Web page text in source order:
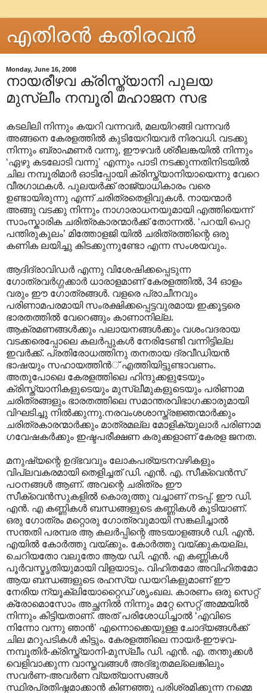
എതിരന്‍ കതിരവന്‍
Monday, June 16, 2008
നായരീഴവ ക്രിസ്ത്യാനി പുലയ
മുസ്ലീം നമ്പൂരി മഹാജന സഭ
കടലിലി നിന്നും കയറി വന്നവര്‍, മലയിറങ്ങി വന്നവര്‍
അങ്ങനെ കേരളത്തില്‍ കുടിയേറിയവര്‍ നിരവധി. വടക്കു
നിന്നും ബ്രാഹ്മണര്‍ വന്നു, ഈഴവര്‍ ശ്രീലങ്കയില്‍ നിന്നും
‘ഏഴു കടലോടി വന്നു’ എന്നും പാടി നടക്കുന്നതിനിടയില്‍
ചില നമ്പൂരിമാര്‍ ഓടിപ്പോയി ക്രിസ്ത്യാനിയായെന്നു വേറെ
വീരഗാഥകള്‍. പുലയര്‍ക്ക് രാജ്യാധികാരം വരെ
ഉണ്ടായിരുന്നു എന്ന് ചരിത്രതെളിവുകള്‍. നായന്മാര്‍
അങ്ങു വടക്കു നിന്നും നാഗാരാധനയുമായി എത്തിയെന്ന്
സാംസ്കാരിക ചരിത്രകാരന്മാര്‍ക്ക് തോന്നല്‍. ‘പറയി പെറ്റ
പന്തിരുകുലം’ മിത്തോളജി യില്‍ ചരിത്രത്തിന്റെ ഒരു
കണിക ലയിച്ചു കിടക്കുന്നുണ്ടോ എന്ന സംശയവും.
ആദിദ്രാവിഡര്‍ എന്നു വിശേഷിക്കപ്പെടുന്ന
ഗോത്രവര്‍ഗ്ഗക്കാര്‍ ധാരാളമാണ് കേരളത്തില്‍, 34 ഓളം
വരും ഈ ഗോത്രങ്ങള്‍. വളരെ പ്രാചീനവും
പരിണാമപരമായി സംരക്ഷിക്കപ്പെട്ടവുരമായ ഇക്കൂട്ടരെ
ഭാരതത്തില്‍ വേറെങ്ങും കാണാനില്ല.
ആക്രമണങ്ങള്‍ക്കും പലായനങ്ങള്‍ക്കും വശംവദരായ
വടക്കരെപ്പോലെ കലര്‍പ്പുകള്‍ നേരിടേണ്ടി വന്നിട്ടില്ല
ഇവര്‍ക്ക്. പ്രതിരോധത്തിനു തനതായ ദ്രവീഡിയന്‍
ഭാഷയും സഹായത്തിന്‍് എത്തിയിട്ടുണ്ടാവണം.
അതുപോലെ കേരളത്തിലെ ഹിന്ദുക്കളുടേയും
ക്രിസ്ത്യാനികളുടെയും മുസ്ലീമുകളുടെയും പരിണാമ
ചരിത്രങ്ങളും ഭാരതത്തിലെ സമാന്തരവിഭാഗക്കാരുമായി
വിഘടിച്ചു നില്‍ക്കുന്നു.നരവംശശാസ്ത്രജ്ഞന്മാര്‍ക്കും
ചരിത്രകാരന്മാര്‍ക്കും മാത്രമല്ല മോളിക്യുലാര്‍‍ പരിണാമ
ഗവേഷകര്‍ക്കും ഇഷ്ടപരീക്ഷണ കരുക്കളാണ് കേരള ജനത.
മനുഷ്യന്റെ ഉദ്ഭവവും ലോകപര്യടനവഴികളും
വിപ്ലവകരമായി തെളിച്ചത് ഡി. എന്‍. എ. സീക്വെന്‍സ്
പഠനങ്ങള്‍ ആണ്. അവന്റെ ചരിത്രം ഈ
സീക്വെന്‍സുകളില്‍ കൊരുത്തു വച്ചാണ് നടപ്പ്. ഈ ഡി.
എന്‍. എ കണ്ണികള്‍ ബന്ധങ്ങളുടെ കണ്ണികള്‍ കൂടിയാണ്.
ഒരു ഗോത്രം മറ്റൊരു ഗോത്രവുമായി സങ്കലിച്ചാല്‍
സന്തതി പരമ്പര ആ കലര്‍പ്പിന്റെ അടയാളങ്ങള്‍ ഡി. എന്‍.
എയില്‍ കോര്‍ത്തു വയ്ക്കും. കോര്‍ത്തു വയ്ക്കുകയല്ല,
ചെറിയതോ വലുതോ ആയ ഡി. എന്‍. എ കണ്ണികള്‍
പൂര്‍വസ്മൃതിയുമായി വിളയാടും. വിഹിതമോ അവിഹിതമോ
ആയ ബന്ധങ്ങളുടെ രഹസ്യ ഡയറികളുമാണ് ഈ
നേരിയ ന്യൂക്ലിയോറ്റൈഡ് ശൃംഖല. കാരണം ഒരു സെറ്റ്
ക്രോമൊസോം അച്ഛനില്‍ നിന്നും മറ്റേ സെറ്റ് അമ്മയില്‍
നിന്നും കിട്ടിയതാണ്. അത് പരിശോധിച്ചാല്‍ ‘എവിടെ
നിന്നോ വന്നു ഞാന്‍’ എന്നൊക്കെയുള്ള ചോദ്യങ്ങള്‍ക്ക്
ചില മറുപടികള്‍ കിട്ടും. കേരളത്തിലെ നായര്‍-ഈഴവ-
നമ്പൂതിര്‍-ക്രിസ്ത്യാനി-മുസ്ലീം ഡി. എന്‍. എ. തന്തുക്കള്‍
വെളിവാക്കുന്ന വാസ്തവങ്ങള്‍ അദ്ഭുതമല്ലെങ്കിലും
സവര്‍ണ-അവര്‍ണ വ്യത്യാസങ്ങള്‍
സ്ഥിരപ്രതിഷ്ഠമാക്കാന്‍ കിണഞ്ഞു പരിശ്രമിക്കുന്ന നമ്മെ